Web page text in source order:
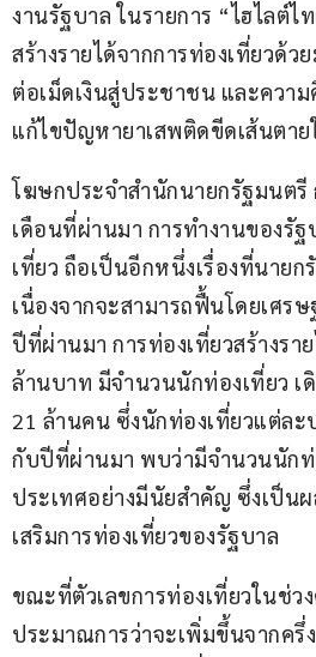
งานรัฐบาล​ ในรายการ “ไฮไลต์
สร้างรายได้จากการท่องเที่ยวด้ว
ต่อเม็ดเงินสู่ประชาชน​ และควา
แก้ไขปัญหายาเสพติดขีดเส้นตาย
โฆษกประจำ​สำนักนายกรัฐมนตรี​
เดือนที่ผ่านมา การทำงานของรัฐ
เที่ยว ถือเป็นอีกหนึ่งเรื่องที่นาย
เนื่องจากจะสามารถฟื้นโดยเศร
ปีที่ผ่านมา การท่องเที่ยวสร้างร
ล้านบาท​ มีจำนวนนักท่องเที่ยว เ
21 ล้านคน ซึ่งนักท่องเที่ยวแต่ละ
กับปีที่ผ่านมา พบว่ามีจำนวนนักท่
ประเทศ​อย่างมีนัยสำคัญ​ ซึ่งเป็น
เสริมการท่องเที่ยวของรัฐบาล
ขณะที่ตัวเลขการท่องเที่ยวในช่ว
ประมาณการว่าจะเพิ่มขึ้นจากครึ่